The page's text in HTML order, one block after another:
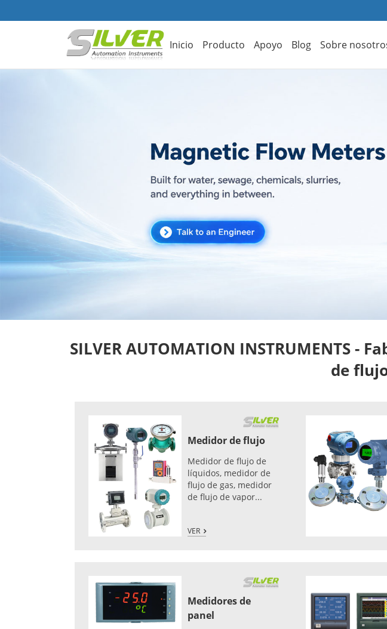
Inicio Producto Apoyo Blog Sobre
SILVER AUTOMATION INSTRUMENTS -
de
Medidor de flujo
Medidor de flujo de
líquidos, medidor de
flujo de gas, medidor
de flujo de vapor...
VER
Medidores de
panel